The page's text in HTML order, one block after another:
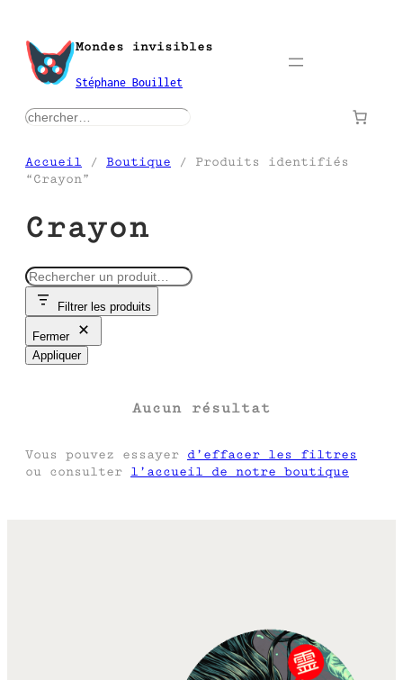
contenu
Mondes invisibles
Stéphane Bouillet
rechercher
Accueil / Boutique / Produits identifiés
“Crayon”
Crayon
R
e
e
r
Filtrer les produits
Fermer
Appliquer
Aucun résultat
Vous pouvez essayer d’effacer les filtres
ou consulter l’accueil de notre boutique